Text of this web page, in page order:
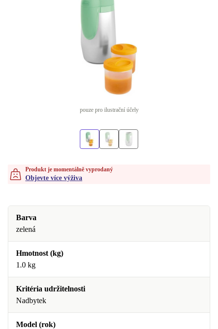
pouze pro ilustrační účely
Produkt je momentálně vyprodaný
Objevte více výživa
Barva
zelená
Hmotnost (kg)
1.0 kg
Kritéria udržitelnosti
Nadbytek
Model (rok)